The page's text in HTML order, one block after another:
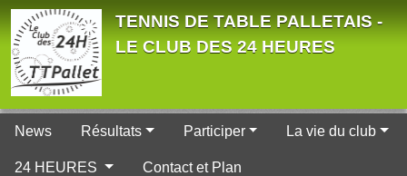
TENNIS DE TABLE PALLETAIS -
LE CLUB DES 24 HEURES
News Résultats Participer La vie du club
24 HEURES Contact et Plan
Panneau de gestion des cookies